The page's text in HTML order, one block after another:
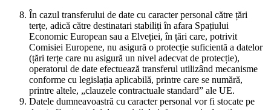
În cazul transferului de date cu caracter personal către țări
terțe, adică către destinatari stabiliți în afara Spațiului
Economic European sau a Elveției, în țări care, potrivit
Comisiei Europene, nu asigură o protecție suficientă a datelor
(țări terțe care nu asigură un nivel adecvat de protecție),
operatorul de date efectuează transferul utilizând mecanisme
conforme cu legislația aplicabilă, printre care se numără,
printre altele, „clauzele contractuale standard” ale UE.
Datele dumneavoastră cu caracter personal vor fi stocate pe